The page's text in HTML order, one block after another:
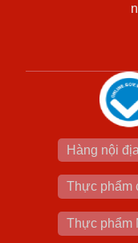
Hàng nội
Thực phẩm
Thực phẩm